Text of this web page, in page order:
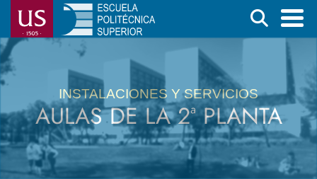
Pasar
contenido
principal
Buscar
Menú
principal
INSTALACIONES Y SERVICIOS
AULAS DE LA 2ª PLANTA